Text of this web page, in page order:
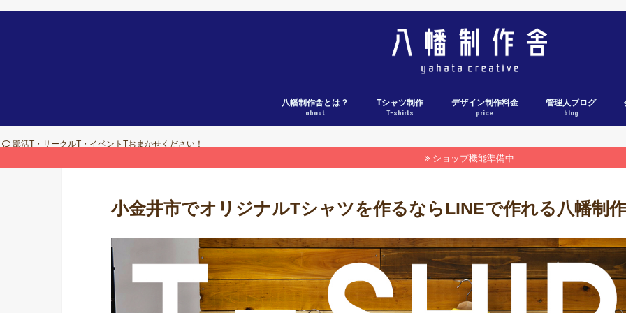
八幡制作舎とは？
about
Tシャツ制作
T-shirts
デザイン制作料金
price
管理人ブログ
blog
部活T・サークルT・イベントTおまかせください！
ショップ機能準備中
小金井市でオリジナルTシャツを作るならLINEで作れる八幡制